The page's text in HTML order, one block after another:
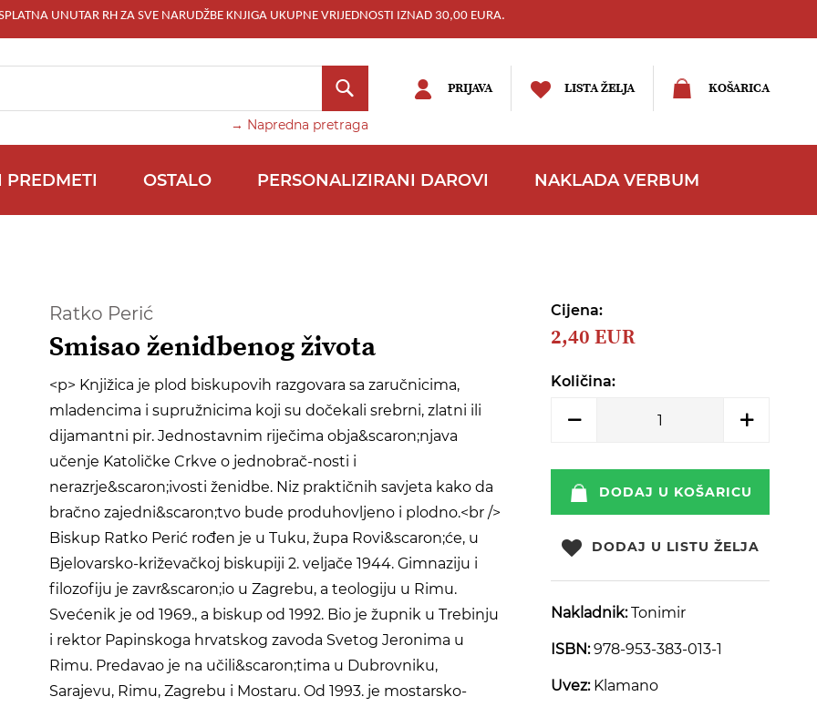
UNUTAR RH ZA SVE NARUDŽBE KNJIGA UKUPNE VRIJEDNOSTI IZNAD 30,00 EURA.
KOŠARICA
LISTA ŽELJA
→ Napredna pretraga
TRAŽI
PRIJAVA
PREDMETI OSTALO PERSONALIZIRANI DAROVI NAKLADA VERBUM
Cijena:
2,40 EUR
Količina:
DODAJ U KOŠARICU
DODAJ U LISTU ŽELJA
Nakladnik: Tonimir
ISBN:978-953-383-013-1
Uvez:Klamano
Ratko Perić
Smisao ženidbenog života
<p> Knjižica je plod biskupovih razgovara sa zaručnicima,
mladencima i supružnicima koji su dočekali srebrni, zlatni ili
dijamantni pir. Jednostavnim riječima obja&scaron;njava
učenje Katoličke Crkve o jednobrač-nosti i
nerazrje&scaron;ivosti ženidbe. Niz praktičnih savjeta kako da
bračno zajedni&scaron;tvo bude produhovljeno i plodno.<br />
Biskup Ratko Perić rođen je u Tuku, župa Rovi&scaron;će, u
Bjelovarsko-križevačkoj biskupiji 2. veljače 1944. Gimnaziju i
filozofiju je zavr&scaron;io u Zagrebu, a teologiju u Rimu.
Svećenik je od 1969., a biskup od 1992. Bio je župnik u Trebinju
i rektor Papinskoga hrvatskog zavoda Svetog Jeronima u
Rimu. Predavao je na učili&scaron;tima u Dubrovniku,
Sarajevu, Rimu, Zagrebu i Mostaru. Od 1993. je mostarsko-